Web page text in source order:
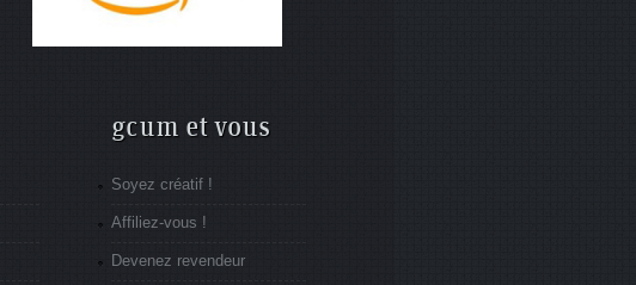
gcum et vous
Soyez créatif !
Affiliez-vous !
Devenez revendeur